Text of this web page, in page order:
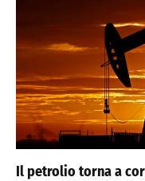
Il petrolio torna a